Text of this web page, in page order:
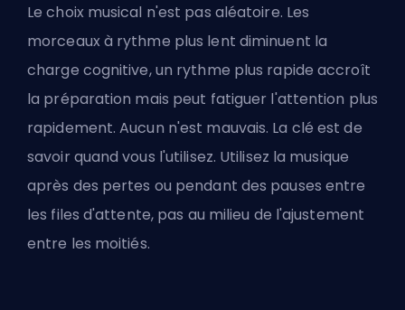
Le choix musical n'est pas aléatoire. Les
morceaux à rythme plus lent diminuent la
charge cognitive, un rythme plus rapide accroît
la préparation mais peut fatiguer l'attention plus
rapidement. Aucun n'est mauvais. La clé est de
savoir quand vous l'utilisez. Utilisez la musique
après des pertes ou pendant des pauses entre
les files d'attente, pas au milieu de l'ajustement
entre les moitiés.